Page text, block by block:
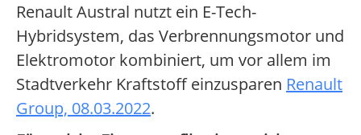
Renault Austral nutzt ein E-Tech-
Hybridsystem, das Verbrennungsmotor und
Elektromotor kombiniert, um vor allem im
Stadtverkehr Kraftstoff einzusparen Renault
Group, 08.03.2022.